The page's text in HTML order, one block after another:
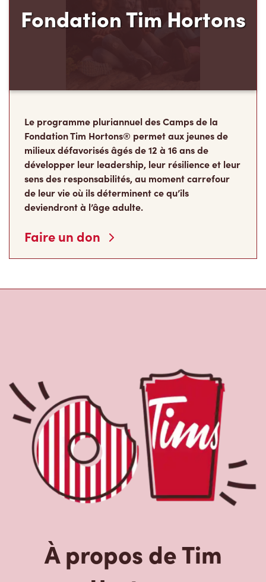
Fondation Tim Hortons
Le programme pluriannuel des Camps de la
Fondation Tim Hortons® permet aux jeunes de
milieux défavorisés âgés de 12 à 16 ans de
développer leur leadership, leur résilience et leur
sens des responsabilités, au moment carrefour
de leur vie où ils déterminent ce qu’ils
deviendront à l’âge adulte.
Faire un don
À propos de Tim